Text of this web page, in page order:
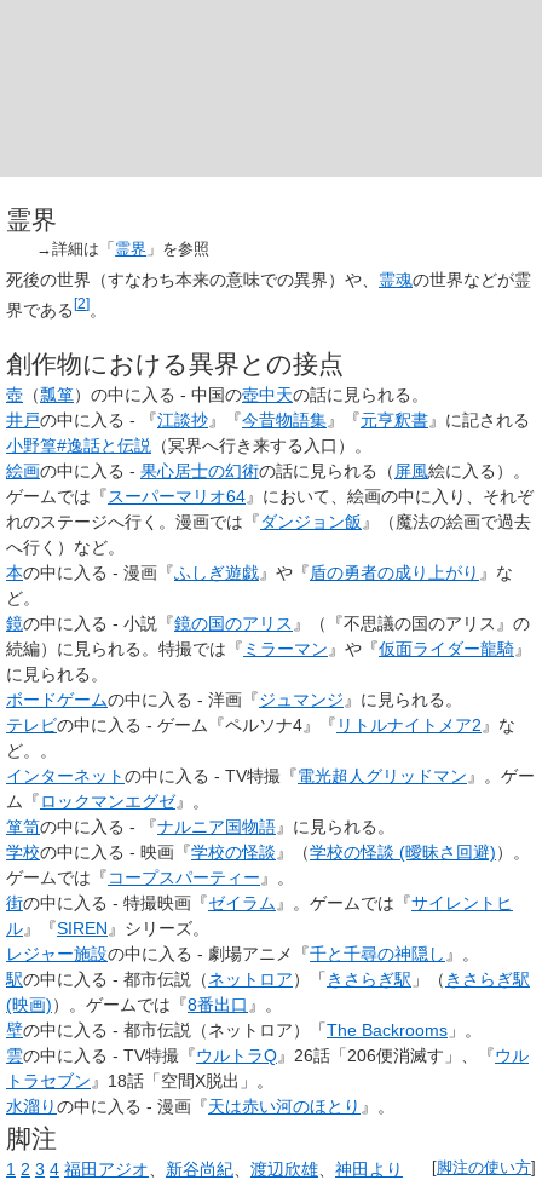
霊界
→詳細は「 霊界 」を参照
死後の世界（すなわち本来の意味での異界）や、 霊魂の世界などが霊
界である[2]。
創作物における異界との接点
壺 （瓢箪）の中に入る - 中国の壺中天の話に見られる。
井戸の中に入る - 『江談抄』『今昔物語集』『元亨釈書』に記される
小野篁#逸話と伝説 （冥界へ行き来する入口）。
絵画の中に入る - 果心居士の幻術の話に見られる（屏風絵に入る）。
ゲームでは『スーパーマリオ64』において、絵画の中に入り、それぞ
れのステージへ行く。漫画では『ダンジョン飯』（魔法の絵画で過去
へ行く）など。
本の中に入る - 漫画『ふしぎ遊戯』や『盾の勇者の成り上がり 』な
ど。
鏡の中に入る - 小説『鏡の国のアリス 』（『不思議の国のアリス』の
続編）に見られる。特撮では『 ミラーマン』や『仮面ライダー龍騎』
に見られる。
ボードゲームの中に入る - 洋画『ジュマンジ』に見られる。
テレビの中に入る - ゲーム『ペルソナ4』『 リトルナイトメア2』な
ど。 。
インターネットの中に入る - TV特撮『電光超人グリッドマン』。ゲー
ム『ロックマンエグゼ』。
箪笥の中に入る - 『ナルニア国物語』に見られる。
学校の中に入る - 映画『学校の怪談』（学校の怪談 (曖昧さ回避)）。
ゲームでは『コープスパーティー』。
街の中に入る - 特撮映画『ゼイラム』。ゲームでは『サイレントヒ
ル』『SIREN』シリーズ。
レジャー施設の中に入る - 劇場アニメ『千と千尋の神隠し 』。
駅の中に入る - 都市伝説（ネットロア）「 きさらぎ駅 」（ きさらぎ駅
(映画)）。ゲームでは『8番出口 』。
壁の中に入る - 都市伝説（ネットロア）「The Backrooms 」。
雲の中に入る - TV特撮『ウルトラQ』26話「206便消滅す」、『ウル
トラセブン』18話「空間X脱出」。
水溜りの中に入る - 漫画『天は赤い河のほとり 』。
脚注
脚注の使い方
1 2 3 4 福田アジオ、 新谷尚紀、 渡辺欣雄、 神田より